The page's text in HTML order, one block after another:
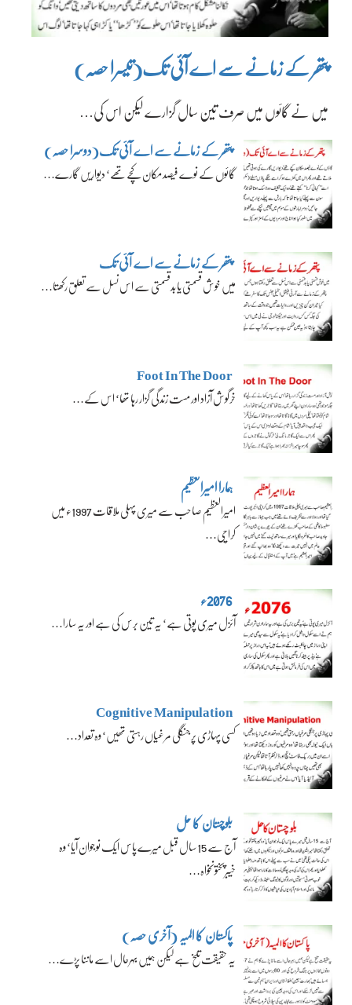
پتھر کے زمانے سے اے آئی تک(تیسرا حصہ)
میں نے گائوں میں صرف تین سال گزارے لیکن اس کی…
پتھر کے زمانے سے اے آئی تک(دوسرا حصہ)
گائوں کے نوے فیصد مکان کچے تھے‘ دیواریں گارے…
پتھر کے زمانے سے اے آئی تک
میں خوش قسمتی یا بدقسمتی سے اس نسل سے تعلق رکھتا…
Foot In The Door
خرگوش آزاد اور مست زندگی گزار رہا تھا‘ اس کے…
ہمارا امیرالعظیم
امیرالعظیم صاحب سے میری پہلی ملاقات 1997ء میں
کراچی…
2076ء
آئزل میری پوتی ہے‘ یہ تین برس کی ہے اور یہ سارا…
Cognitive Manipulation
کسی پہاڑی پر جنگلی مرغیاں رہتی تھیں‘ وہ تعداد…
بلوچستان کا حل
آج سے 15 سال قبل میرے پاس ایک نوجوان آیا‘ وہ
خیبرپختونخواہ…
پاکستان کا المیہ (آخری حصہ)
یہ حقیقت تلخ ہے لیکن ہمیں بہرحال اسے ماننا پڑے…